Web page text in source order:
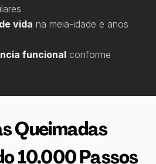
vida na meia-idade e anos
funcional conforme
Queimadas
10.000 Passos